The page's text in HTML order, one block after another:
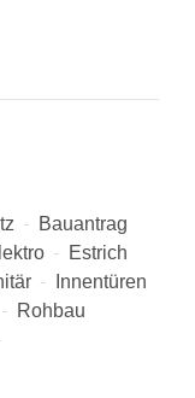
Bauantrag
Estrich
Innentüren
Rohbau